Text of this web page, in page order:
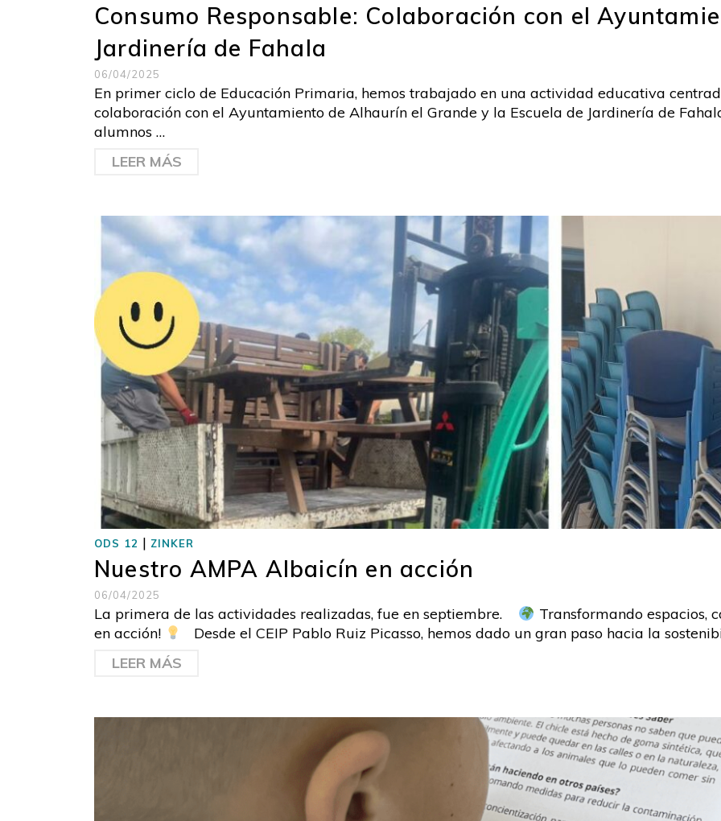
Consumo Responsable: Colaboración con el
Jardinería de Fahala
06/04/2025
En primer ciclo de Educación Primaria, hemos trabajado en una actividad educativa
colaboración con el Ayuntamiento de Alhaurín el Grande y la Escuela de Jardinería de
alumnos …
LEER MÁS
ODS 12 | ZINKER
Nuestro AMPA Albaicín en acción
06/04/2025
La primera de las actividades realizadas, fue en septiembre.
Transformando espacios,
en acción!
Desde el CEIP Pablo Ruiz Picasso, hemos dado un gran paso hacia la
LEER MÁS